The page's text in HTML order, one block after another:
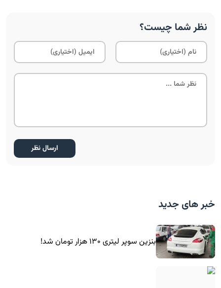
نظر شما چیست؟
خبر های جدید
بنزین سوپر لیتری ۱۳۰ هزار تومان شد!